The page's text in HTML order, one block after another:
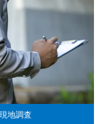
地調査